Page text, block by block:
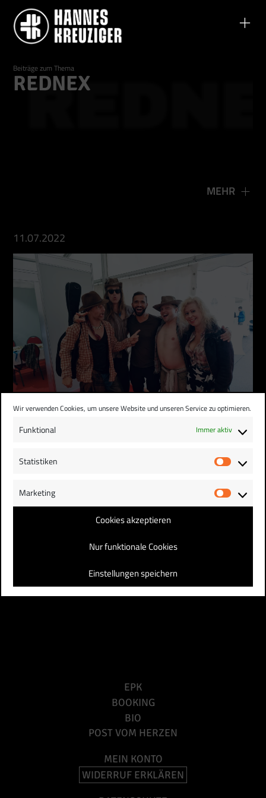
Wir verwenden Cookies, um unsere Website und unseren Service zu optimieren.
Funktional Immer aktiv
Statistiken
Marketing
Cookies akzeptieren
Nur funktionale Cookies
Einstellungen speichern
Beiträge zum Thema
REDNEX
MEHR
11.07.2022
KREUZIGER
Rednex. Hab mich sehr gefreut …
EPK
BOOKING
BIO
POST VOM HERZEN
MEIN KONTO
WIDERRUF ERKLÄREN